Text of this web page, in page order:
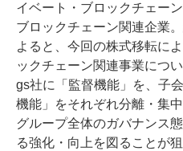
イベート・ブロックチェー
ブロックチェーン関連企業
よると、今回の株式移転に
ックチェーン関連事業につ
gs社に「監督機能」を、子
機能」をそれぞれ分離・集
グループ全体のガバナンス
る強化・向上を図ることが狙